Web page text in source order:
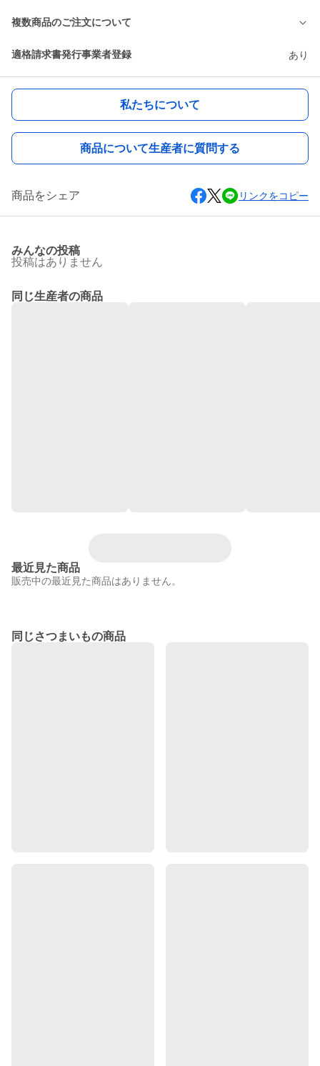
複数商品のご注文について
適格請求書発行事業者登録 あり
私たちについて
商品について生産者に質問する
商品をシェア リンクをコピー
みんなの投稿
投稿はありません
同じ生産者の商品
最近見た商品
販売中の最近見た商品はありません。
同じさつまいもの商品